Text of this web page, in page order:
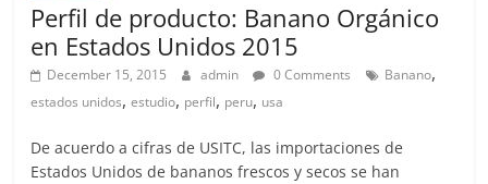
Perfil de producto: Banano Orgánico
en Estados Unidos 2015
December 15, 2015 admin 0 Comments Banano,
estados unidos,estudio, perfil, peru, usa
De acuerdo a cifras de USITC, las importaciones de
Estados Unidos de bananos frescos y secos se han